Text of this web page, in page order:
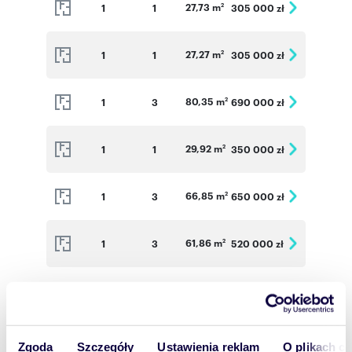
Zgoda Szczegóły Ustawienia reklam O plikach
inżynierów budownictwa z doświadczeniem w
wyspiecjalizowała się w realizacji budynków
budowlana (Buildman Construction) została
rozszerzona o realizację i sprzedaż własnych
Numer oferty: BP-M10
1 1 27,73 m2 305 000 zł
1 1 27,27 m2 305 000 zł
1 3 80,35 m2 690 000 zł
1 1 29,92 m2 350 000 zł
1 3 66,85 m2 650 000 zł
1 3 61,86 m2 520 000 zł
530 000 zł